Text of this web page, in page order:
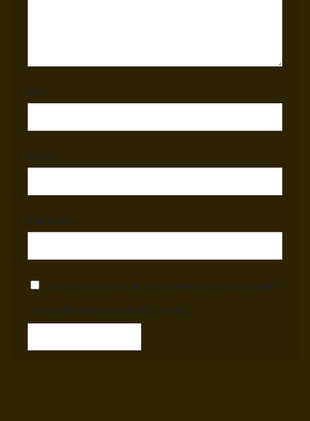
Tên *
Email *
Trang web
Lưu tên của tôi, email, và trang web trong trình duyệt
này cho lần bình luận kế tiếp của tôi.